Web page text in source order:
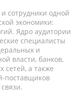
сотрудники одной
экономики:
Ядро аудитории
специалисты
и
власти, банков,
а также
поставщиков